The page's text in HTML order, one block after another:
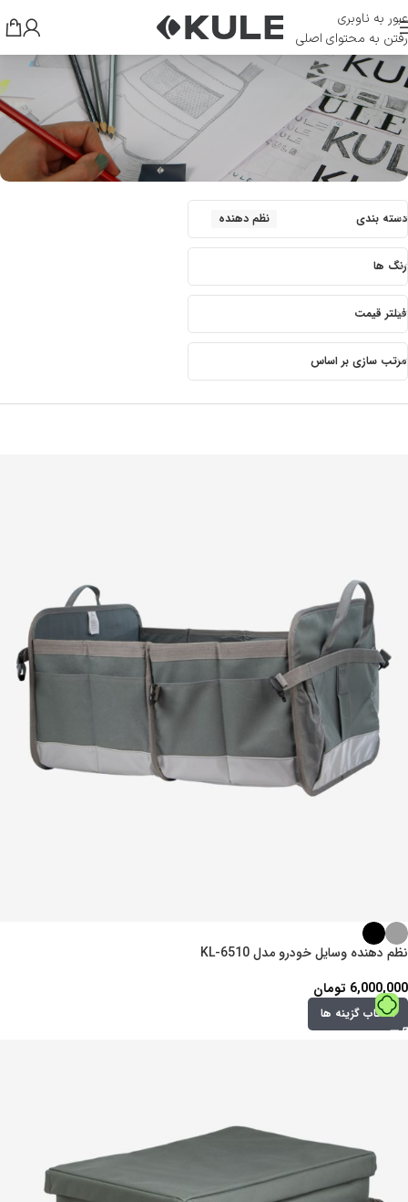
عبور به ناوبری
رفتن به محتوای اصلی
دسته بندی نظم دهنده
رنگ ها
فیلتر قیمت
مرتب سازی بر اساس
نظم دهنده وسایل خودرو مدل KL-6510
6,000,000 تومان
انتخاب گزینه ها